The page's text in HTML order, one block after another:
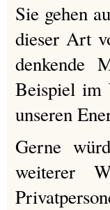
Sie gehen
dieser Art
denkende
Beispiel im
unseren
Gerne
weiterer